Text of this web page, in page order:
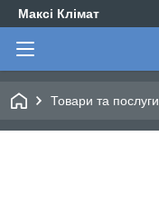
Максі Клімат
Товари та послуги